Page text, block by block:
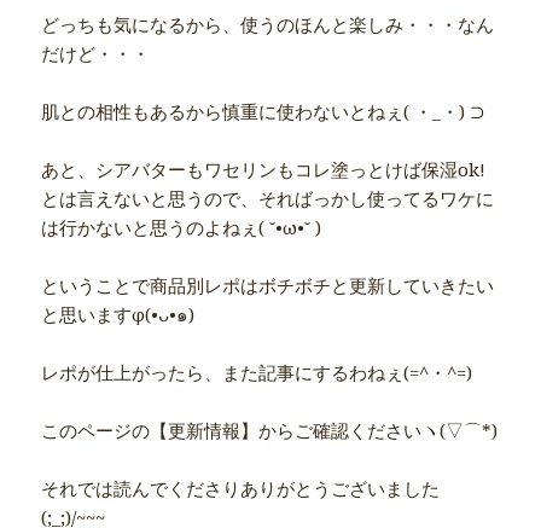
どっちも気になるから、使うのほんと楽しみ・・・なん
だけど・・・
肌との相性もあるから慎重に使わないとねぇ( ・_・) ⊃
あと、シアバターもワセリンもコレ塗っとけば保湿ok!
とは言えないと思うので、そればっかし使ってるワケに
は行かないと思うのよねぇ( ˘•ω•˘ )
ということで商品別レポはボチボチと更新していきたい
と思いますφ(•ᴗ•๑)
レポが仕上がったら、また記事にするわねぇ(=^・^=)
このページの【更新情報】からご確認くださいヽ(▽⌒*)
それでは読んでくださりありがとうございました
(;_;)/~~~